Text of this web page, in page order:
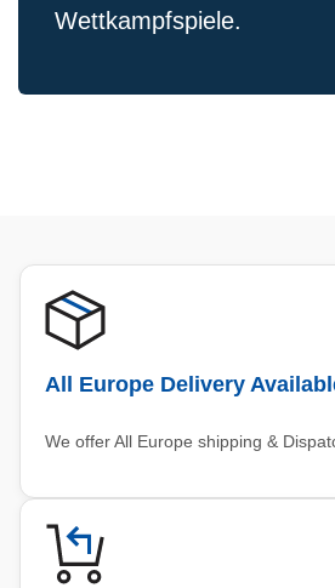
Wettkampfspiele.
All Europe Delivery
We offer All Europe shipping &